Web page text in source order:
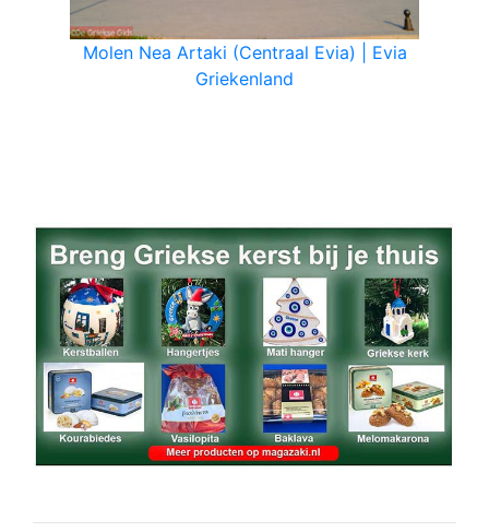
Molen Nea Artaki (Centraal Evia) | Evia
Griekenland